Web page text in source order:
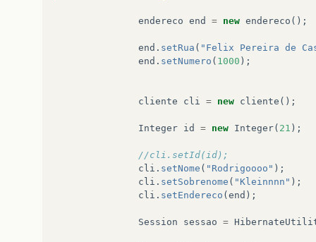
endereco end = new endereco ();
end . setRua ( "Felix Pereira de
end . setNumero ( 1000 );
cliente cli = new cliente ();
Integer id = new Integer( 21 );
//cli.setId(id);
cli . setNome ( "Rodrigoooo" );
cli . setSobrenome ( "Kleinnnn" );
cli . setEndereco (end );
Session sessao =